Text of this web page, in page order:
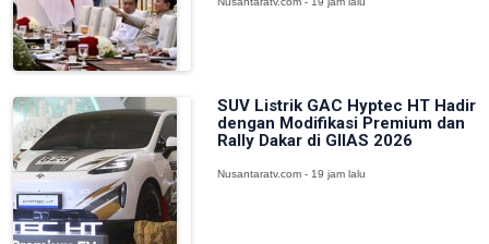
SUV Listrik GAC Hyptec HT Hadir
dengan Modifikasi Premium dan
Rally Dakar di GIIAS 2026
Nusantaratv.com - 19 jam lalu